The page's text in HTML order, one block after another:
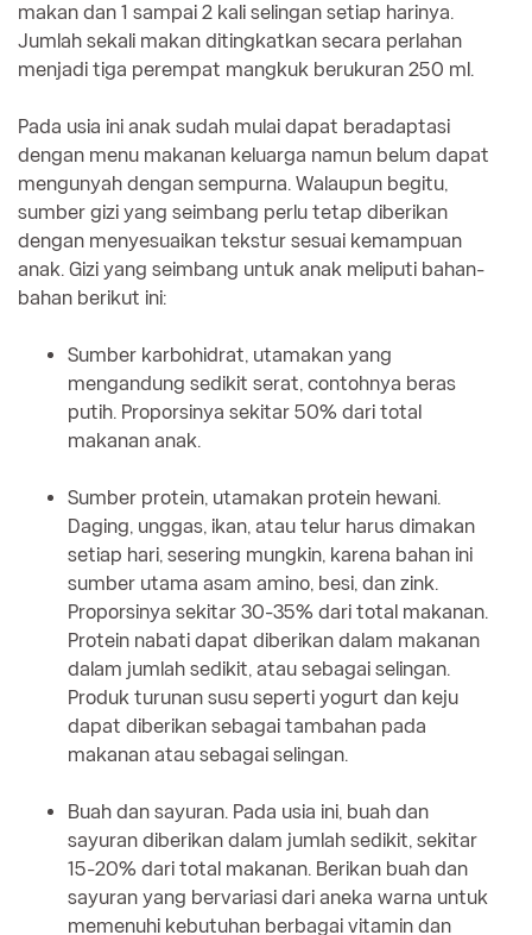
makan dan 1 sampai 2 kali selingan setiap harinya.
Jumlah sekali makan ditingkatkan secara perlahan
menjadi tiga perempat mangkuk berukuran 250 ml.
Pada usia ini anak sudah mulai dapat beradaptasi
dengan menu makanan keluarga namun belum dapat
mengunyah dengan sempurna. Walaupun begitu,
sumber gizi yang seimbang perlu tetap diberikan
dengan menyesuaikan tekstur sesuai kemampuan
anak. Gizi yang seimbang untuk anak meliputi bahan-
bahan berikut ini:
Sumber karbohidrat, utamakan yang
mengandung sedikit serat, contohnya beras
putih. Proporsinya sekitar 50% dari total
makanan anak.
Sumber protein, utamakan protein hewani.
Daging, unggas, ikan, atau telur harus dimakan
setiap hari, sesering mungkin, karena bahan ini
sumber utama asam amino, besi, dan zink.
Proporsinya sekitar 30-35% dari total makanan.
Protein nabati dapat diberikan dalam makanan
dalam jumlah sedikit, atau sebagai selingan.
Produk turunan susu seperti yogurt dan keju
dapat diberikan sebagai tambahan pada
makanan atau sebagai selingan.
Buah dan sayuran. Pada usia ini, buah dan
sayuran diberikan dalam jumlah sedikit, sekitar
15-20% dari total makanan. Berikan buah dan
sayuran yang bervariasi dari aneka warna untuk
memenuhi kebutuhan berbagai vitamin dan